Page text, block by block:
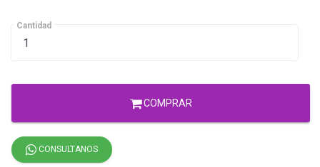
Cantidad
COMPRAR
CONSULTANOS